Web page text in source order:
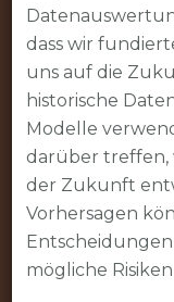
dass wir
uns auf die
historische
Modelle
darüber treffen,
der Zukunft
Vorhersagen
mögliche